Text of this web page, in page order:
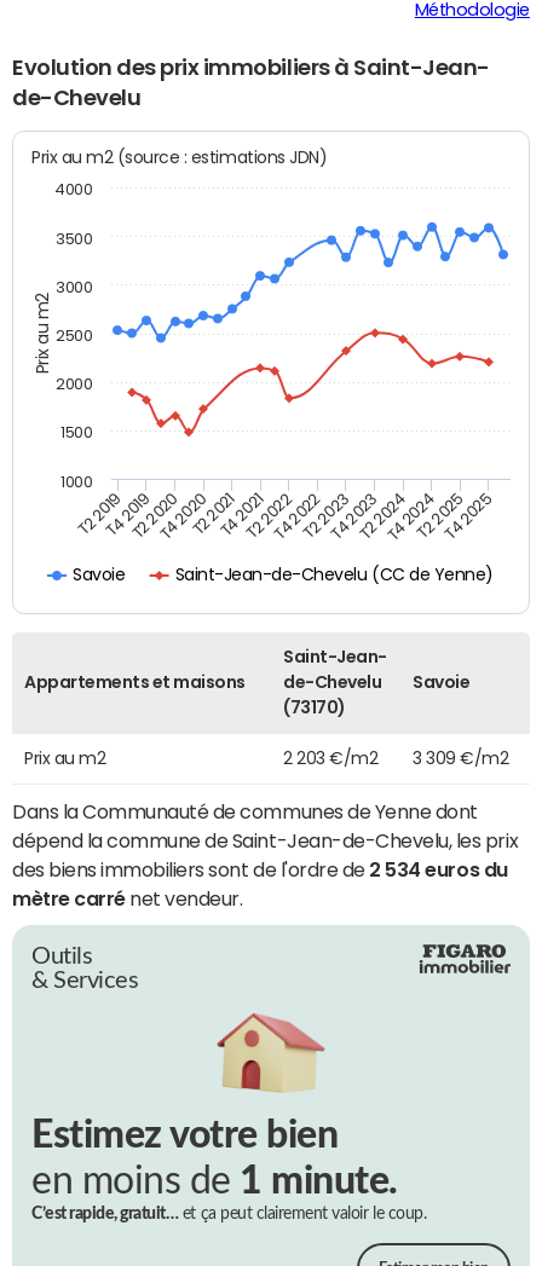
Méthodologie
Evolution des prix immobiliers à Saint-Jean-
de-Chevelu
Prix au m2
Prix au m2 (source : estimations JDN)
Savoie Saint-Jean-de-Chevelu (CC de Yenne)
T2 2019T4 2019T2 2020T4 2020T2 2021T4 2021T2 2022T4 2022T2 2023T4 2023T2 2024T4 2024T2 2025T4 2025
1000
1500
2000
2500
3000
3500
4000
Appartements et maisons
Saint-Jean-
de-Chevelu
(73170)
Savoie
Prix au m2 2 203 €/m2 3 309 €/m2
Dans la Communauté de communes de Yenne dont
dépend la commune de Saint-Jean-de-Chevelu, les prix
des biens immobiliers sont de l'ordre de 2 534 euros du
mètre carrénet vendeur.
Outils
& Services
Estimez votre bien
en moins de 1 minute.
C’est rapide, gratuit…et ça peut clairement valoir le coup.